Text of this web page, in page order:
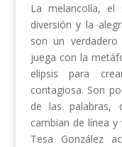
La melancolía,
diversión y la
son un
juega con la
elipsis para
contagiosa. Son
de las palabras,
cambian de línea
Tesa González